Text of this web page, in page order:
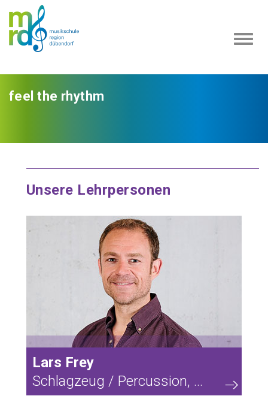
feel the rhythm
Unsere Lehrpersonen
Lars Frey
Schlagzeug / Percussion, ...